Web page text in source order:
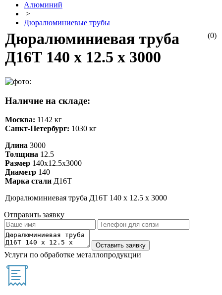
Алюминий
>
Дюралюминиевые трубы
(0)
Дюралюминиевая труба
Д16Т 140 х 12.5 х 3000
Наличие на складе:
Москва: 1142 кг
Санкт-Петербург: 1030 кг
Длина 3000
Толщина 12.5
Размер 140х12.5х3000
Диаметр 140
Марка стали Д16Т
Дюралюминиевая труба Д16Т 140 х 12.5 х 3000
Отправить заявку
Услуги по обработке металлопродукции